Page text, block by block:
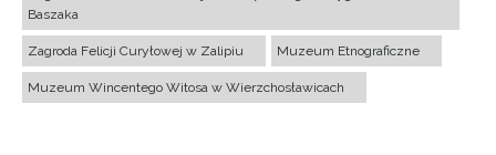
Baszaka
Zagroda Felicji Curyłowej w Zalipiu Muzeum Etnograficzne
Muzeum Wincentego Witosa w Wierzchosławicach